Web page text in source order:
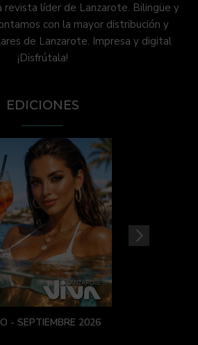
revista líder de Lanzarote. Bilingüe y
con la mayor distribución y
de Lanzarote. Impresa y digital
¡Disfrútala!
EDICIONES
- SEPTIEMBRE 2026